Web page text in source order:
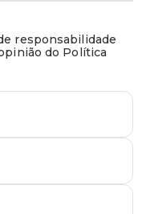
responsabilidade
do Política